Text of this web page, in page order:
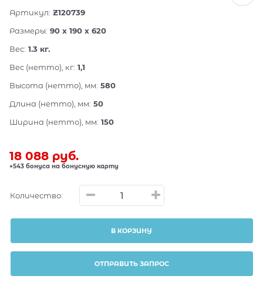
Артикул: Z120739
Размеры: 90 x 190 x 620
Вес: 1.3 кг.
Вес (нетто), кг: 1,1
Высота (нетто), мм: 580
Длина (нетто), мм: 50
Ширина (нетто), мм: 150
18 088 руб.
+543 бонуса на бонусную карту
Количество:
В КОРЗИНУ
ОТПРАВИТЬ ЗАПРОС